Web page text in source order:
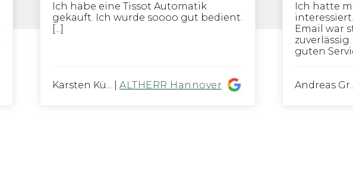
Ich habe eine Tissot Automatik
gekauft. Ich wurde soooo gut bedient.
[...]
Karsten Kü... ALTHERR Hannover
Ich hatte
Email war
guten
Andreas Gr...